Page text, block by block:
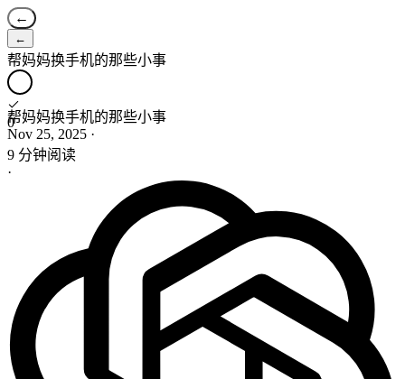
←
←
帮妈妈换手机的那些小事
0
帮妈妈换手机的那些小事
Nov 25, 2025 ·
9 分钟阅读
·